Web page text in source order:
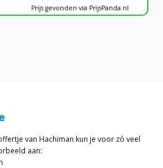
Prijs gevonden via PrijsPanda.nl
van Hachiman kun je voor zó veel
aan: